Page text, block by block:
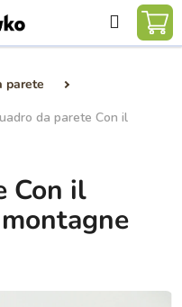
Ricerca
parete
da parete Con il
Con il